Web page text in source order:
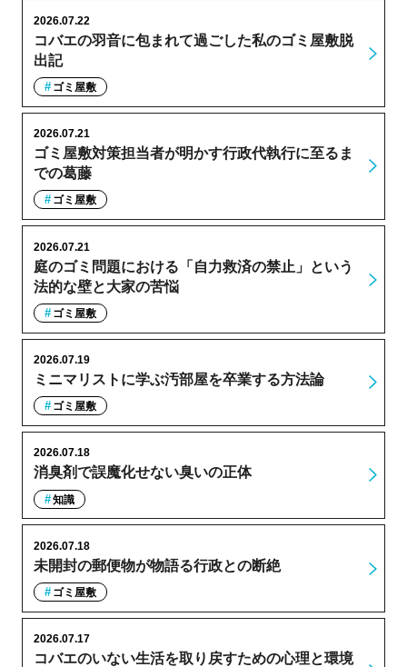
コバエの羽音に包まれて過ごした私のゴミ屋敷脱
出記
2026.07.22
ゴミ屋敷
ゴミ屋敷対策担当者が明かす行政代執行に至るま
での葛藤
2026.07.21
ゴミ屋敷
庭のゴミ問題における「自力救済の禁止」という
法的な壁と大家の苦悩
2026.07.21
ゴミ屋敷
ミニマリストに学ぶ汚部屋を卒業する方法論
2026.07.19
ゴミ屋敷
消臭剤で誤魔化せない臭いの正体
2026.07.18
知識
未開封の郵便物が物語る行政との断絶
2026.07.18
ゴミ屋敷
コバエのいない生活を取り戻すための心理と環境
2026.07.17